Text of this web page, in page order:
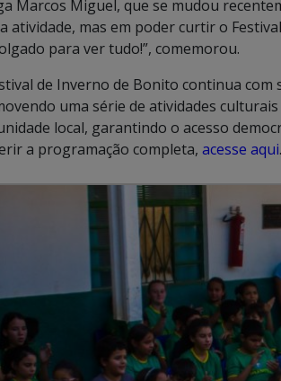
Marcos Miguel, que se mudou
atividade, mas em poder curtir o
para ver tudo!”, comemorou.
de Inverno de Bonito continua
uma série de atividades
local, garantindo o acesso
a programação completa, acesse aqui.